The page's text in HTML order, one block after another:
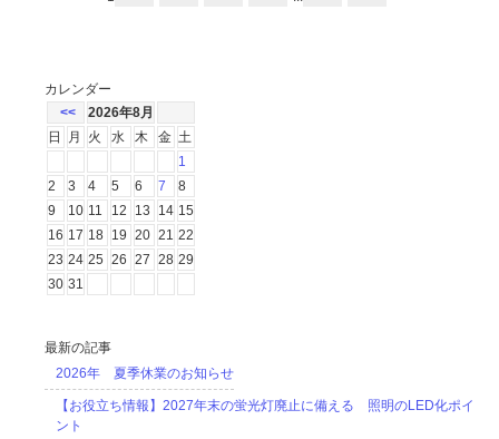
カレンダー
<<
2026年8月
日
月 火 水 木 金 土
1
2
3 4 5 6 7
8
9
10 11 12 13 14 15
16 17 18 19 20 21 22
23 24 25 26 27 28 29
30 31
最新の記事
2026年 夏季休業のお知らせ
【お役立ち情報】2027年末の蛍光灯廃止に備える 照明のLED化ポイ
ント